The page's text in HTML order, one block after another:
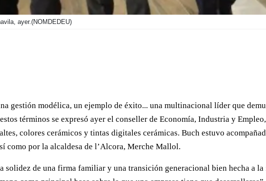
ayer.(NOMDEDEU)
gestión modélica, un ejemplo de éxito... una multinacional líder que
términos se expresó ayer el conseller de Economía, Industria y
colores cerámicos y tintas digitales cerámicas. Buch estuvo
por la alcaldesa de l’Alcora, Merche Mallol.
solidez de una firma familiar y una transición generacional bien hecha a